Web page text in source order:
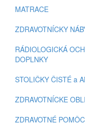
MATRACE
ZDRAVOTNÍCKY
RÁDIOLOGICKÁ
DOPLNKY
STOLIČKY ČISTÉ a
ZDRAVOTNÍCKE
ZDRAVOTNÉ